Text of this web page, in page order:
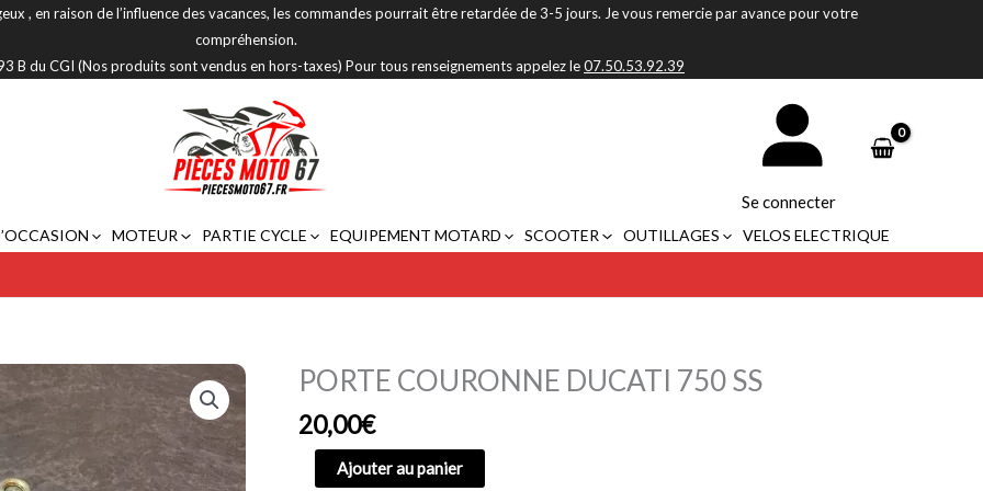
, en raison de l’influence des vacances, les commandes pourrait être retardée de 3-5 jours. Je vous remercie par avance pour votre
compréhension.
B du CGI (Nos produits sont vendus en hors-taxes) Pour tous renseignements appelez le07.50.53.92.39
Se connecter
MOTEUR PARTIE CYCLE EQUIPEMENT MOTARD SCOOTER OUTILLAGES VELOS ELECTRIQUE
PORTE COURONNE DUCATI 750 SS
20,00€
quantité
PORTE
COURONNE
DUCATI
Ajouter au panier